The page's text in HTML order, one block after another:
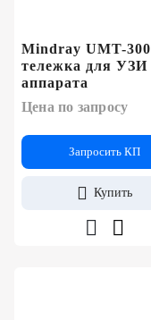
Mindray UMT-300
тележка для УЗИ
аппарата
Цена по запросу
Запросить КП
Купить